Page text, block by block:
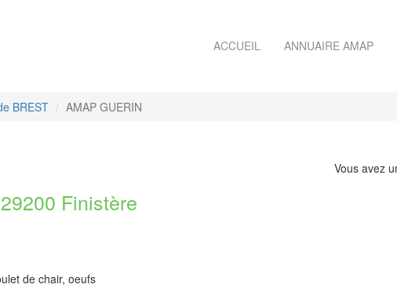
ACCUEIL ANNUAIRE AMAP
BREST AMAP GUERIN
Vous avez
Finistère
de chair, oeufs